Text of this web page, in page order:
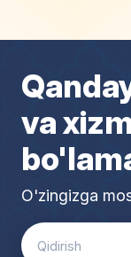
mtiy oz
va
O'zingizga
Search
for: